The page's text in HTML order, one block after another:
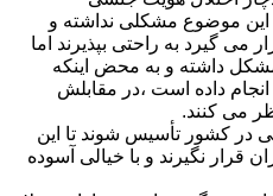
این موضوع مشكلی نداشته و
گیرد به راحتی بپذیرند اما
داشته و به محض اینكه
داده است ،در مقابلش
می كنند.
در كشور تأسیس شوند تا این
قرار نگیرند و با خیالی آسوده